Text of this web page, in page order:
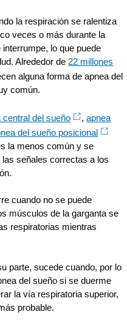
la respiración se ralentiza
veces o más durante la
lo que puede
Alrededor de 22 millones
alguna forma de apnea del
común.
central del sueño ,apnea
del sueño posicional
la menos común y se
señales correctas a los
cuando no se puede
músculos de la garganta se
respiratorias mientras
parte, sucede cuando, por lo
del sueño si se duerme
la vía respiratoria superior,
probable.